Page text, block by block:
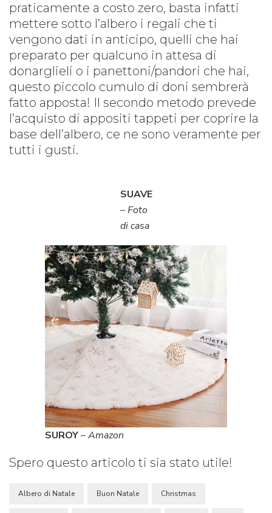
praticamente a costo zero, basta infatti
mettere sotto l’albero i regali che ti
vengono dati in anticipo, quelli che hai
preparato per qualcuno in attesa di
donarglieli o i panettoni/pandori che hai,
questo piccolo cumulo di doni sembrerà
fatto apposta! Il secondo metodo prevede
l’acquisto di appositi tappeti per coprire la
base dell’albero, ce ne sono veramente per
tutti i gusti.
SUAVE
–Foto
di casa
SUROY–Amazon
Spero questo articolo ti sia stato utile!
Albero di Natale Buon Natale Christmas